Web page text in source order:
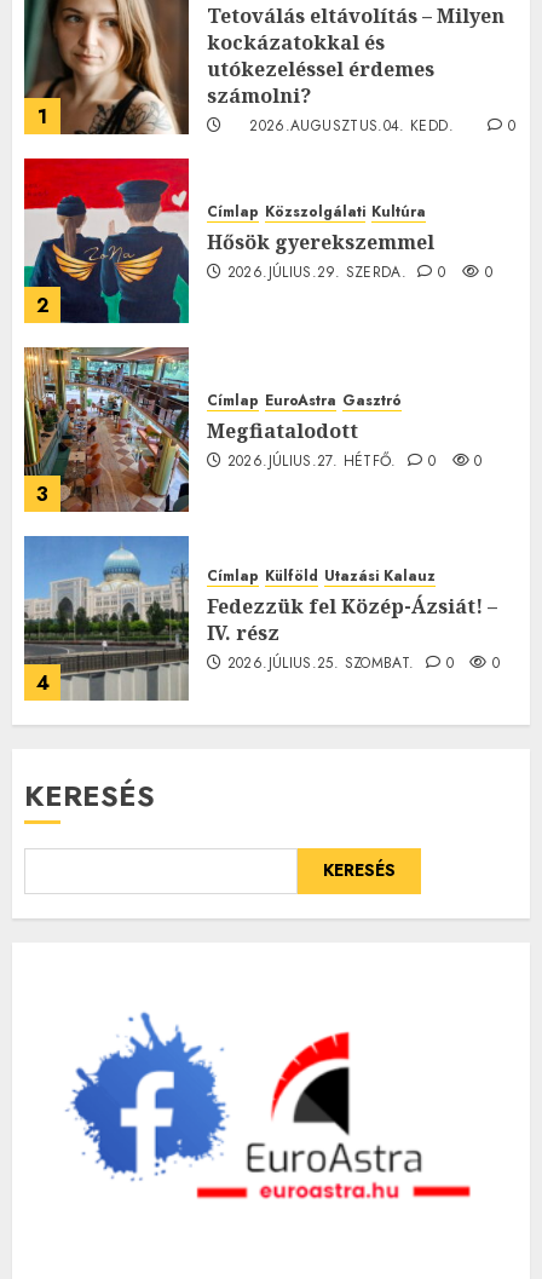
1
Tetoválás eltávolítás – Milyen
kockázatokkal és
utókezeléssel érdemes
számolni?
2026.AUGUSZTUS.04. KEDD.
0
2
Címlap Közszolgálati Kultúra
Hősök gyerekszemmel
2026.JÚLIUS.29. SZERDA. 0 0
3
Címlap EuroAstra Gasztró
Megfiatalodott
2026.JÚLIUS.27. HÉTFŐ. 0 0
4
Címlap Külföld Utazási Kalauz
Fedezzük fel Közép-Ázsiát! –
IV. rész
2026.JÚLIUS.25. SZOMBAT. 0 0
KERESÉS
KERESÉS